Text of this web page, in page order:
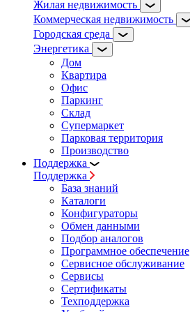
Жилая недвижимость
Коммерческая недвижимость
Городская среда
Энергетика
Дом
Квартира
Офис
Паркинг
Склад
Супермаркет
Парковая территория
Производство
Поддержка
Поддержка
База знаний
Каталоги
Конфигураторы
Обмен данными
Подбор аналогов
Программное обеспечение
Сервисное обслуживание
Сервисы
Сертификаты
Техподдержка